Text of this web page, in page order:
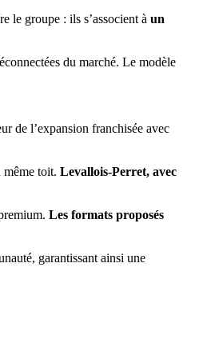
le groupe : ils s’associent à un
du marché. Le modèle
de l’expansion franchisée avec
même toit. Levallois-Perret, avec
Les formats proposés
garantissant ainsi une